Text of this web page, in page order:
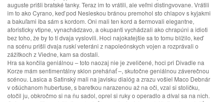
auguste prišli bratské tanky. Teraz im to vrátili, ale veľmi distingvovane. Vrátili
im to ako Cyrano, keď pod Nesleskou bránou premohol sto chlapov s kyjakmi
a bakuľami iba sám s kordom. Oni mali ten kord a šermovali elegantne,
aforisticky vtipne, vynachádzavo, a okupanti vychádzali ako chrapúni a idioti
bez toho, že by to tí dvaja vyslovili. Hoci najokatejšie sa to tomu blížilo, keď
na scénu prišli dvaja ruskí veteráni z napoleónskych vojen a rozprávali o
zážitkoch z Viedne, kam sa dostali.
Hra sa končila geniálnou – toto naozaj nie je zveličené, hoci pri Divadle na
Korze mám sentimentálny sklon preháňať –, skutočne geniálnou záverečnou
scénou. Lasica a Satinský mali na javisku dialóg a zrazu vošiel Maco Debnár
v ošúchanom hubertuse, s baretkou narazenou až na oči, vzal si stoličku,
otočil ju, obkročmo si na ňu sadol, oprel si ruky o operadlo a díval sa na nich.